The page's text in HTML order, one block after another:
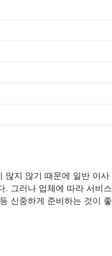
많지 않기 때문에 일반 이사
. 그러나 업체에 따라 서비스
신중하게 준비하는 것이 좋